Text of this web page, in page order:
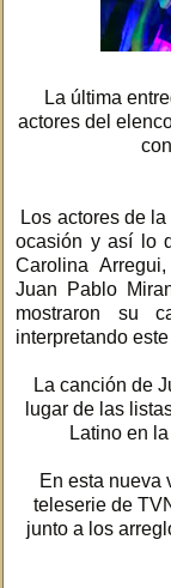
La última
actores del
Los actores de
ocasión y así lo
Carolina
Juan Pablo
mostraron su
interpretando
La canción de
lugar de las
Latino en
En esta nueva
teleserie de
junto a los